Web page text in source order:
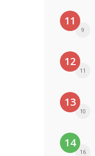
11
9
12
11
13
10
14
16